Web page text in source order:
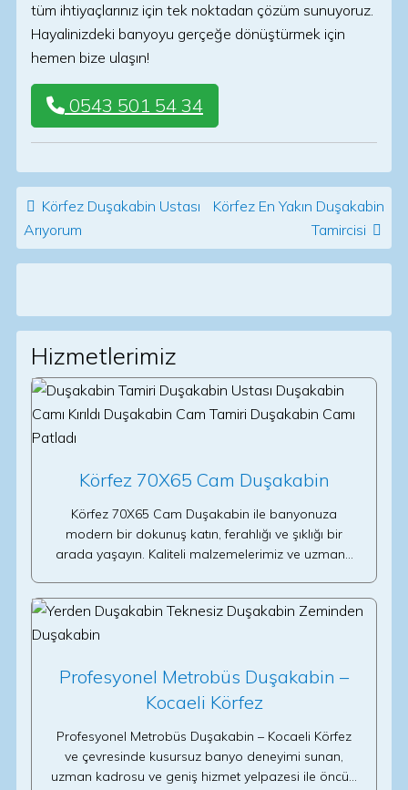
tüm ihtiyaçlarınız için tek noktadan çözüm sunuyoruz.
Hayalinizdeki banyoyu gerçeğe dönüştürmek için
hemen bize ulaşın!
0543 501 54 34
Post navigation
Körfez Duşakabin Ustası
Arıyorum
Körfez En Yakın Duşakabin
Tamircisi
Hizmetlerimiz
Körfez 70X65 Cam Duşakabin
Körfez 70X65 Cam Duşakabin ile banyonuza
modern bir dokunuş katın, ferahlığı ve şıklığı bir
arada yaşayın. Kaliteli malzemelerimiz ve uzman…
Profesyonel Metrobüs Duşakabin –
Kocaeli Körfez
Profesyonel Metrobüs Duşakabin – Kocaeli Körfez
ve çevresinde kusursuz banyo deneyimi sunan,
uzman kadrosu ve geniş hizmet yelpazesi ile öncü…